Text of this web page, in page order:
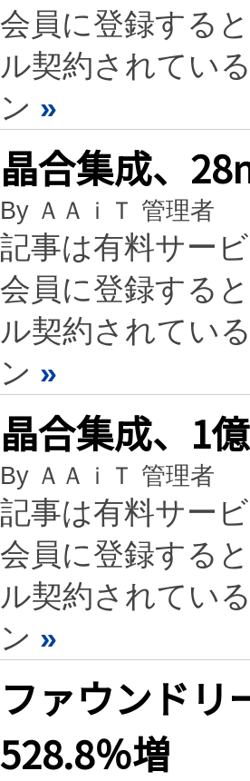
会員に登録する
ル契約されてい
ン »
晶合集成、
By ＡＡｉＴ 管理者
記事は有料サー
会員に登録する
ル契約されてい
ン »
晶合集成、1
By ＡＡｉＴ 管理者
記事は有料サー
会員に登録する
ル契約されてい
ン »
ファウンドリ
528.8％増